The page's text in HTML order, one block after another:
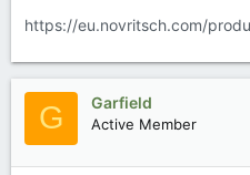
https://eu.novritsch.com/
G Garfield
Active Member